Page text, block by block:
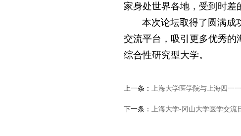
家身处世界各地，受到时差
本次论坛取得了圆满成
交流平台，吸引更多优秀的
综合性研究型大学。
上一条： 上海大学医学院与上海四一
下一条： 上海大学-冈山大学医学交流